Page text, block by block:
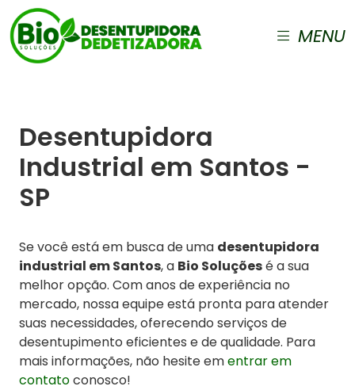
MENU
Desentupidora
Industrial em Santos -
SP
Se você está em busca de uma desentupidora
industrial em Santos, a Bio Soluçõesé a sua
melhor opção. Com anos de experiência no
mercado, nossa equipe está pronta para atender
suas necessidades, oferecendo serviços de
desentupimento eficientes e de qualidade. Para
mais informações, não hesite ementrar em
contatoconosco!